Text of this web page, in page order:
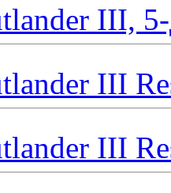
III,
III
III